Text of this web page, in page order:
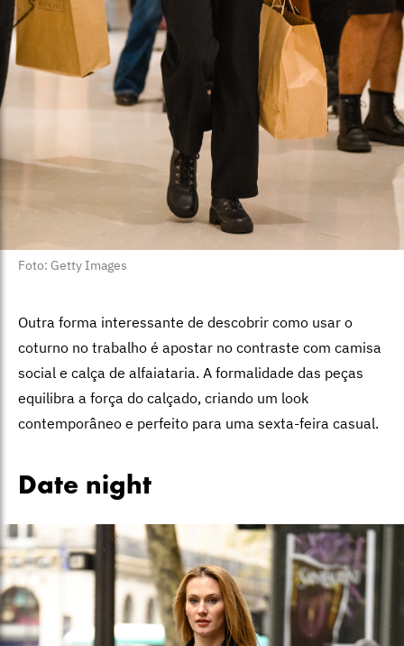
Foto: Getty Images
Outra forma interessante de descobrir como usar o
coturno no trabalho é apostar no contraste com camisa
social e calça de alfaiataria. A formalidade das peças
equilibra a força do calçado, criando um look
contemporâneo e perfeito para uma sexta-feira casual.
Date night